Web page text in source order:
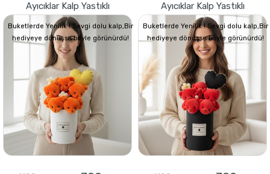
Ayıcıklar Kalp Yastıklı
Buketlerde Yenilik ! Sevgi dolu kalp,Bir
hediyeye dönüşse böyle görünürdü!
Ayıcıklar Kalp Yastıklı
Buketlerde Yenilik ! Sevgi dolu kalp,Bir
hediyeye dönüşse böyle görünürdü!